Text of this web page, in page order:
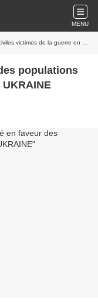
MENU
de la guerre en UKRAINE
populations